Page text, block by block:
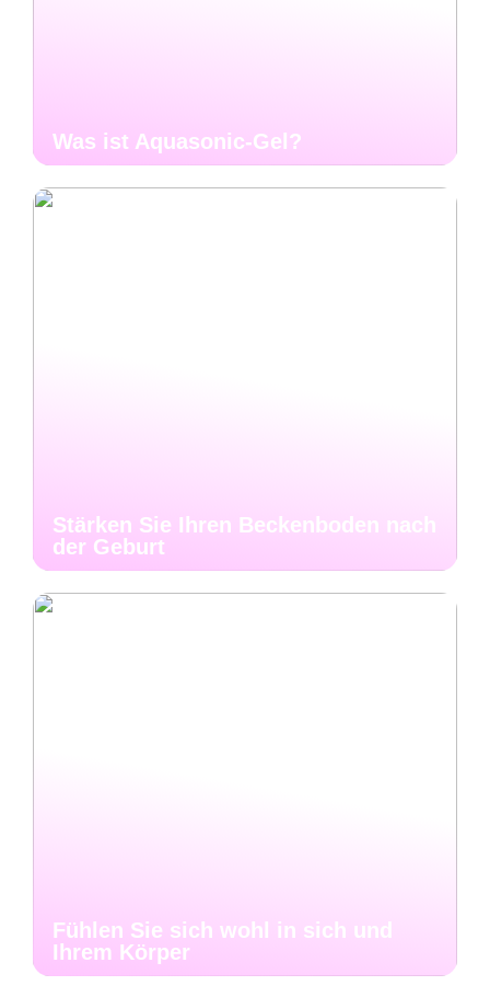
Was ist Aquasonic-Gel?
Stärken Sie Ihren Beckenboden nach
der Geburt
Fühlen Sie sich wohl in sich und
Ihrem Körper